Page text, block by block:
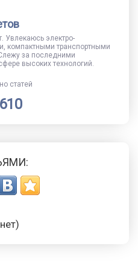
Увлекаюсь электро-
компактными транспортными
за последними
высоких технологий.
статей
610